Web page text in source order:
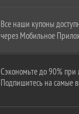
Все наши купоны
через Мобильное
Сэкономьте до 90% при
Подпишитесь на самые